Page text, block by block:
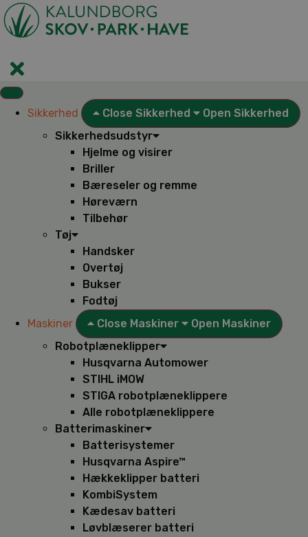
Videre
til
indhold
Sikkerhed Close Sikkerhed
Open Sikkerhed
Sikkerhedsudstyr
Hjelme og visirer
Briller
Bæreseler og remme
Høreværn
Tilbehør
Tøj
Handsker
Overtøj
Bukser
Fodtøj
Maskiner
Close Maskiner
Open Maskiner
Robotplæneklipper
Husqvarna Automower
STIHL iMOW
STIGA robotplæneklippere
Alle robotplæneklippere
Batterimaskiner
Batterisystemer
Husqvarna Aspire™
Hækkeklipper batteri
KombiSystem
Kædesav batteri
Løvblæserer batteri